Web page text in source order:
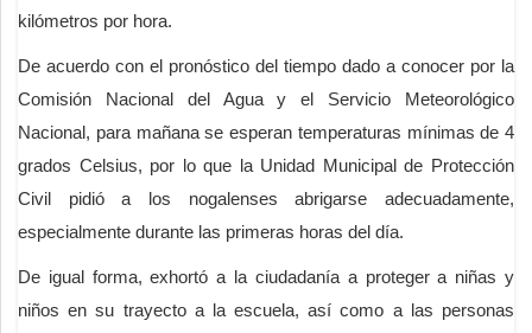
kilómetros por hora.
De acuerdo con el pronóstico del tiempo dado a conocer por la
Comisión Nacional del Agua y el Servicio Meteorológico
Nacional, para mañana se esperan temperaturas mínimas de 4
grados Celsius, por lo que la Unidad Municipal de Protección
Civil pidió a los nogalenses abrigarse adecuadamente,
especialmente durante las primeras horas del día.
De igual forma, exhortó a la ciudadanía a proteger a niñas y
niños en su trayecto a la escuela, así como a las personas